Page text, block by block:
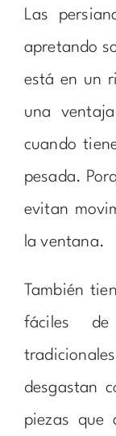
Las
apretando
está en un
una
cuando
pesada.
evitan
la ventana.
También
fáciles de
desgastan
piezas que